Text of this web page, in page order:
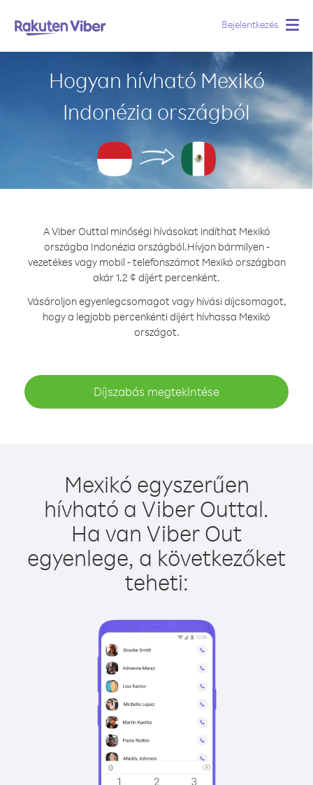
Bejelentkezés
Hogyan hívható Mexikó
Indonézia országból
A Viber Outtal minőségi hívásokat indíthat Mexikó
országba Indonézia országból.Hívjon bármilyen -
vezetékes vagy mobil - telefonszámot Mexikó országban
akár 1.2 ¢ díjért percenként.
Vásároljon egyenlegcsomagot vagy hívási díjcsomagot,
hogy a legjobb percenkénti díjért hívhassa Mexikó
országot.
Díjszabás megtekintése
Mexikó egyszerűen
hívható a Viber Outtal.
Ha van Viber Out
egyenlege, a következőket
teheti: